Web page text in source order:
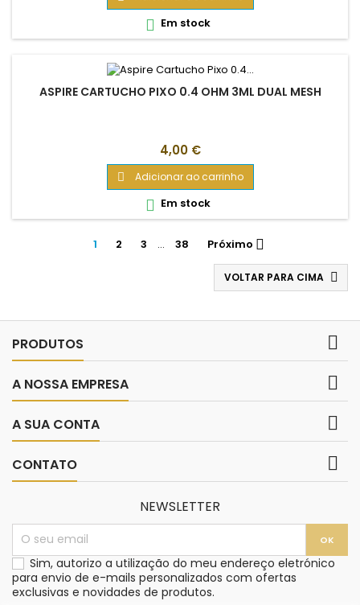
 Em stock
ASPIRE CARTUCHO PIXO 0.4 OHM 3ML DUAL MESH
Preço
4,00 €
 Adicionar ao carrinho
 Em stock
1 2 3 … 38 Próximo 
VOLTAR PARA CIMA 
PRODUTOS 
A NOSSA EMPRESA 
A SUA CONTA 
CONTATO 
NEWSLETTER
Sim, autorizo a utilização do meu endereço eletrónico
para envio de e-mails personalizados com ofertas
exclusivas e novidades de produtos.